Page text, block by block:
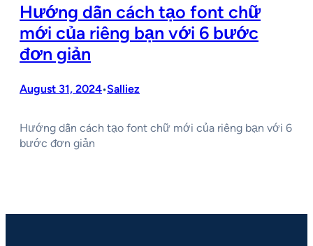
Hướng dẫn cách tạo font chữ
mới của riêng bạn với 6 bước
đơn giản
August 31, 2024•Salliez
Hướng dẫn cách tạo font chữ mới của riêng bạn với 6
bước đơn giản